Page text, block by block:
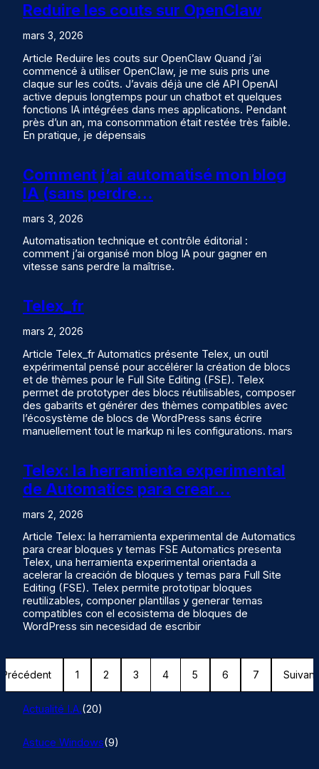
Reduire les couts sur OpenClaw
mars 3, 2026
Article Reduire les couts sur OpenClaw Quand j’ai
commencé à utiliser OpenClaw, je me suis pris une
claque sur les coûts. J’avais déjà une clé API OpenAI
active depuis longtemps pour un chatbot et quelques
fonctions IA intégrées dans mes applications. Pendant
près d’un an, ma consommation était restée très faible.
En pratique, je dépensais
Comment j’ai automatisé mon blog
IA (sans perdre…
mars 3, 2026
Automatisation technique et contrôle éditorial :
comment j’ai organisé mon blog IA pour gagner en
vitesse sans perdre la maîtrise.
Telex_fr
mars 2, 2026
Article Telex_fr Automatics présente Telex, un outil
expérimental pensé pour accélérer la création de blocs
et de thèmes pour le Full Site Editing (FSE). Telex
permet de prototyper des blocs réutilisables, composer
des gabarits et générer des thèmes compatibles avec
l’écosystème de blocs de WordPress sans écrire
manuellement tout le markup ni les configurations. mars
Telex: la herramienta experimental
de Automatics para crear…
mars 2, 2026
Article Telex: la herramienta experimental de Automatics
para crear bloques y temas FSE Automatics presenta
Telex, una herramienta experimental orientada a
acelerar la creación de bloques y temas para Full Site
Editing (FSE). Telex permite prototipar bloques
reutilizables, componer plantillas y generar temas
compatibles con el ecosistema de bloques de
WordPress sin necesidad de escribir
Précédent 1 2 3 4 5 6 7 Suivant
Actualité I.A.(20)
Astuce Windows(9)